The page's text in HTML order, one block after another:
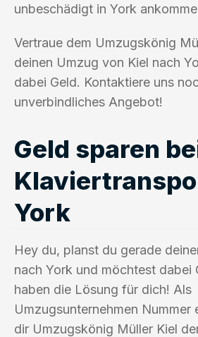
unbeschädigt in York
Vertraue dem Umzugskönig
deinen Umzug von Kiel nach
dabei Geld. Kontaktiere uns
unverbindliches Angebot!
Geld sparen
York
Hey du, planst du gerade
nach York und möchtest dabei
haben die Lösung für dich! Als
Umzugsunternehmen Nummer
dir Umzugskönig Müller Kiel